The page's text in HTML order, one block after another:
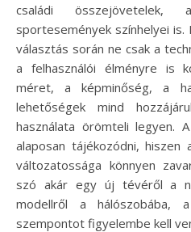
családi
sportesemények színhelyei
választás során ne csak a
a felhasználói élményre is
méret, a képminőség, a
lehetőségek mind
használata örömteli legyen.
alaposan tájékozódni, hiszen
változatossága könnyen
szó akár egy új tévéről a
modellről a hálószobába,
szempontot figyelembe kell